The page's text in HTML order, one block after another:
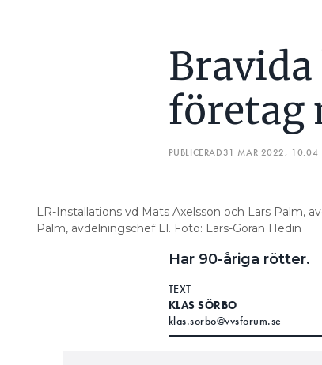
företag
PUBLICERAD31 MAR 2022, 10:04
LR-Installations vd Mats Axelsson och Lars Palm,
Palm, avdelningschef El. Foto: Lars-Göran Hedin
Har 90-åriga rötter.
TEXT
KLAS SÖRBO
klas.sorbo@vvsforum.se